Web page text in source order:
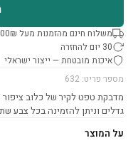
משלוח חינם מהזמנות מעל 300₪
30 יום להחזרה
איכות מובטחת — ייצור ישראלי
מספר פריט: 632
מדבקת טפט לקיר של כלוב
גדלים וניתן להזמינה בכל צבע
על המוצר